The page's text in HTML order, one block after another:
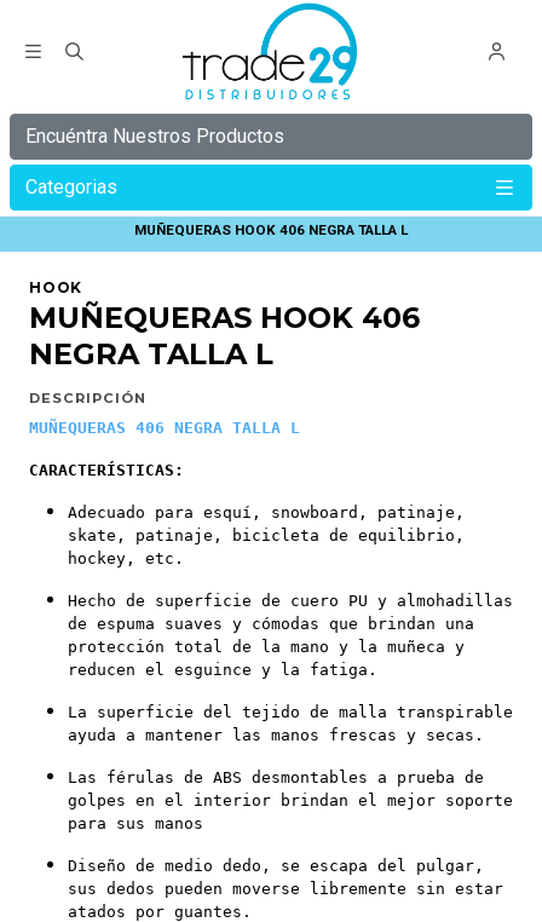
Encuéntra Nuestros Productos
Categorias
MUÑEQUERAS HOOK 406 NEGRA TALLA L
HOOK
MUÑEQUERAS HOOK 406
NEGRA TALLA L
DESCRIPCIÓN
MUÑEQUERAS 406 NEGRA TALLA L
CARACTERÍSTICAS:
Adecuado para esquí, snowboard, patinaje,
skate, patinaje, bicicleta de equilibrio,
hockey, etc.
Hecho de superficie de cuero PU y almohadillas
de espuma suaves y cómodas que brindan una
protección total de la mano y la muñeca y
reducen el esguince y la fatiga.
La superficie del tejido de malla transpirable
ayuda a mantener las manos frescas y secas.
Las férulas de ABS desmontables a prueba de
golpes en el interior brindan el mejor soporte
para sus manos
Diseño de medio dedo, se escapa del pulgar,
sus dedos pueden moverse libremente sin estar
atados por guantes.